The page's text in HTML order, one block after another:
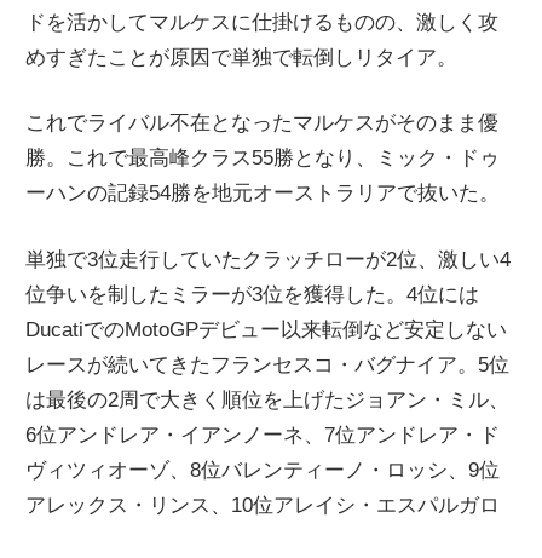
ドを活かしてマルケスに仕掛けるものの、激しく攻
めすぎたことが原因で単独で転倒しリタイア。
これでライバル不在となったマルケスがそのまま優
勝。これで最高峰クラス55勝となり、ミック・ドゥ
ーハンの記録54勝を地元オーストラリアで抜いた。
単独で3位走行していたクラッチローが2位、激しい4
位争いを制したミラーが3位を獲得した。4位には
DucatiでのMotoGPデビュー以来転倒など安定しない
レースが続いてきたフランセスコ・バグナイア。5位
は最後の2周で大きく順位を上げたジョアン・ミル、
6位アンドレア・イアンノーネ、7位アンドレア・ド
ヴィツィオーゾ、8位バレンティーノ・ロッシ、9位
アレックス・リンス、10位アレイシ・エスパルガロ